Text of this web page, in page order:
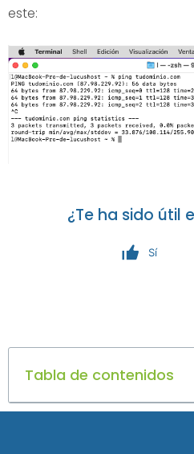
este:
¿Te ha sido útil
Sí
Tabla de contenidos